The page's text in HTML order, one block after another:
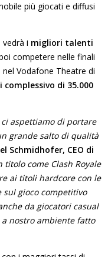
più giocati e diffusi
i migliori talenti
competere nelle finali
Vodafone Theatre di
di 35.000
aspettiamo di portare
grande salto di qualità
Schmidhofer, CEO di
titolo come Clash Royale
ai titoli hardcore con le
gioco competitivo
da giocatori casual
nostro ambiente fatto